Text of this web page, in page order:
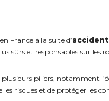
France à la suite d’
sûrs et responsables sur les
plusieurs piliers, notamment
risques et de protéger les